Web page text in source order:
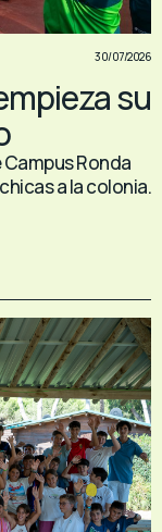
30/07/2026
su
Ronda
a la colonia.